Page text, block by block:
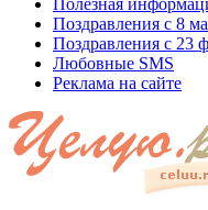
Поздравления с 8
Поздравления с 23
Любовные SMS
Реклама на сайте